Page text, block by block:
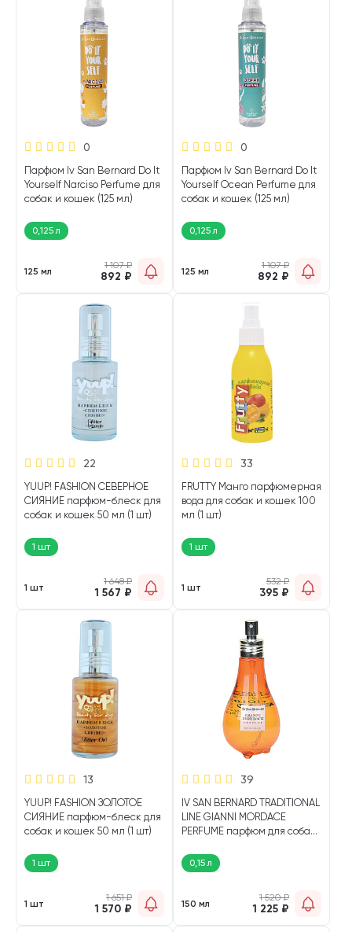
0
Парфюм Iv San Bernard Do It
Yourself Narciso Perfume для
собак и кошек (125 мл)
0,125 л
125 мл
1 107₽
892 ₽
0
Парфюм Iv San Bernard Do It
Yourself Ocean Perfume для
собак и кошек (125 мл)
0,125 л
125 мл
1 107₽
892 ₽
22
YUUP! FASHION СЕВЕРНОЕ
СИЯНИЕ парфюм-блеск для
собак и кошек 50 мл (1 шт)
1 шт
1 шт
1 648₽
1 567 ₽
33
FRUTTY Манго парфюмерная
вода для собак и кошек 100
мл (1 шт)
1 шт
1 шт
532₽
395 ₽
13
YUUP! FASHION ЗОЛОТОЕ
СИЯНИЕ парфюм-блеск для
собак и кошек 50 мл (1 шт)
1 шт
1 шт
1 651₽
1 570 ₽
39
IV SAN BERNARD TRADITIONAL
LINE GIANNI MORDACE
PERFUME парфюм для собак
0,15 л
150 мл
1 520₽
1 225 ₽